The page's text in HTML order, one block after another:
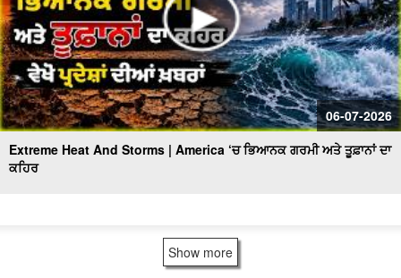
06-07-2026
Extreme Heat And Storms | America ‘ਚ ਭਿਆਨਕ ਗਰਮੀ ਅਤੇ ਤੂਫ਼ਾਨਾਂ ਦਾ
ਕਹਿਰ
Show more